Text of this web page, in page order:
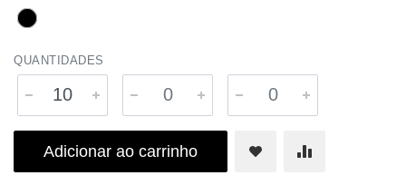
QUANTIDADES
Adicionar ao carrinho